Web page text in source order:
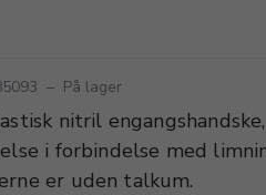
– På lager
nitril
i forbindelse med
er uden talkum.